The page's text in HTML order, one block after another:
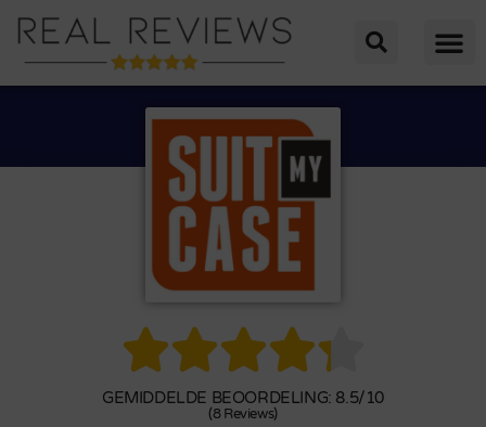

GEMIDDELDE BEOORDELING: 8.5/10
(8 Reviews)